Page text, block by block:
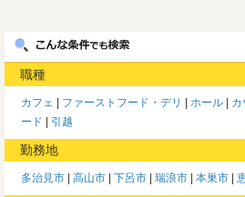
職種
カフェ ファーストフード・デリ ホール カ
ード
引越
勤務地
多治見市 高山市 下呂市 瑞浪市 本巣市